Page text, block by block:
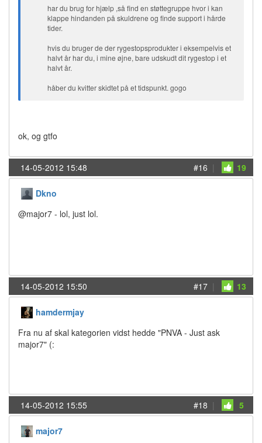
har du brug for hjælp ,så find en støttegruppe hvor i kan
klappe hindanden på skuldrene og finde support i hårde
tider.
hvis du bruger de der rygestopsprodukter i eksempelvis et
halvt år har du, i mine øjne, bare udskudt dit rygestop i et
halvt år.
håber du kvitter skidtet på et tidspunkt. gogo
ok, og gtfo
14-05-2012 15:48 #16 | 19
Dkno
@major7 - lol, just lol.
14-05-2012 15:50 #17 | 13
hamdermjay
Fra nu af skal kategorien vidst hedde "PNVA - Just ask
major7" (:
14-05-2012 15:55 #18 | 5
major7